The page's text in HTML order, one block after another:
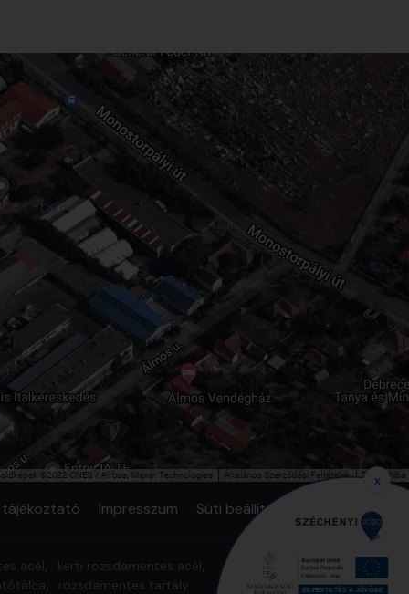
tájékoztató Impresszum Süti beállítások
acél
kerti rozsdamentes acél
rozsdamentes tartály
x